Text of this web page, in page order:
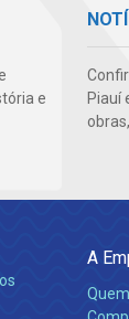
e
Piauí
A